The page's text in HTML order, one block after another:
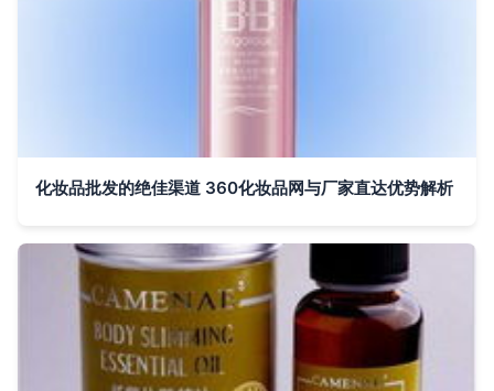
化妆品批发的绝佳渠道 360化妆品网与厂家直达优势解析